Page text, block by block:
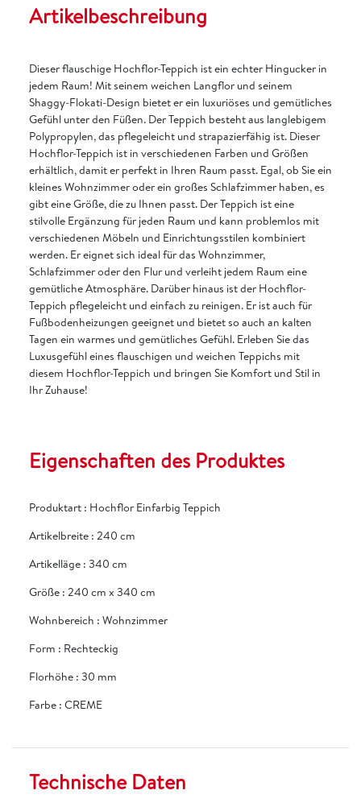
Artikelbeschreibung
Dieser flauschige Hochflor-Teppich ist ein echter Hingucker in
jedem Raum! Mit seinem weichen Langflor und seinem
Shaggy-Flokati-Design bietet er ein luxuriöses und gemütliches
Gefühl unter den Füßen. Der Teppich besteht aus langlebigem
Polypropylen, das pflegeleicht und strapazierfähig ist. Dieser
Hochflor-Teppich ist in verschiedenen Farben und Größen
erhältlich, damit er perfekt in Ihren Raum passt. Egal, ob Sie ein
kleines Wohnzimmer oder ein großes Schlafzimmer haben, es
gibt eine Größe, die zu Ihnen passt. Der Teppich ist eine
stilvolle Ergänzung für jeden Raum und kann problemlos mit
verschiedenen Möbeln und Einrichtungsstilen kombiniert
werden. Er eignet sich ideal für das Wohnzimmer,
Schlafzimmer oder den Flur und verleiht jedem Raum eine
gemütliche Atmosphäre. Darüber hinaus ist der Hochflor-
Teppich pflegeleicht und einfach zu reinigen. Er ist auch für
Fußbodenheizungen geeignet und bietet so auch an kalten
Tagen ein warmes und gemütliches Gefühl. Erleben Sie das
Luxusgefühl eines flauschigen und weichen Teppichs mit
diesem Hochflor-Teppich und bringen Sie Komfort und Stil in
Ihr Zuhause!
Eigenschaften des Produktes
Produktart : Hochflor Einfarbig Teppich
Artikelbreite : 240 cm
Artikelläge : 340 cm
Größe : 240 cm x 340 cm
Wohnbereich : Wohnzimmer
Form : Rechteckig
Florhöhe : 30 mm
Farbe : CREME
Technische Daten